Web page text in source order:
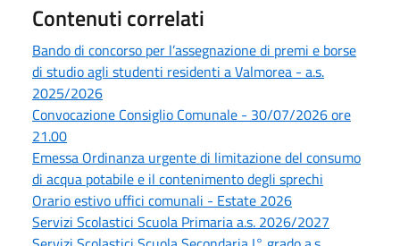
Contenuti correlati
Bando di concorso per l’assegnazione di premi e borse
di studio agli studenti residenti a Valmorea - a.s.
2025/2026
Convocazione Consiglio Comunale - 30/07/2026 ore
21.00
Emessa Ordinanza urgente di limitazione del consumo
di acqua potabile e il contenimento degli sprechi
Orario estivo uffici comunali - Estate 2026
Servizi Scolastici Scuola Primaria a.s. 2026/2027